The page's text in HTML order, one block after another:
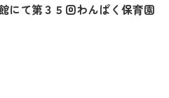
にて第３５回わんぱく保育園